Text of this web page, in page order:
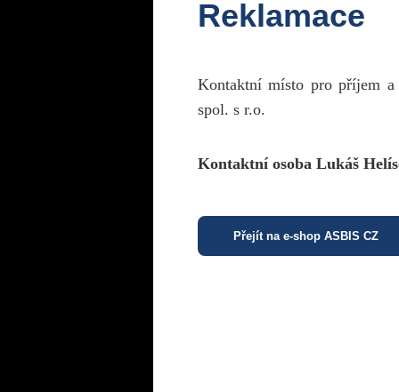
Reklamace
Kontaktní místo pro příjem
spol. s r.o.
Kontaktní osoba Lukáš
Přejít na e-shop ASBIS CZ